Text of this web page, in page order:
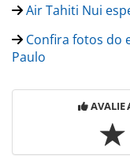
Air Tahiti Nui
Confira fotos do
Paulo
AVALIE